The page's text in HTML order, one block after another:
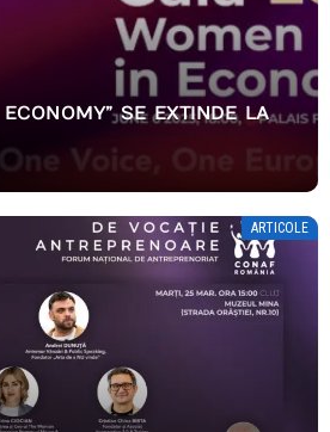
SE EXTINDE LA
ARTICOLE